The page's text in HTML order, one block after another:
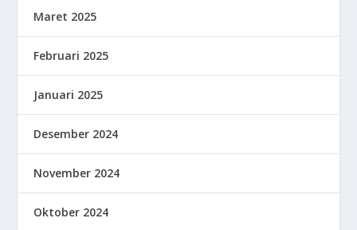
Maret 2025
Februari 2025
Januari 2025
Desember 2024
November 2024
Oktober 2024